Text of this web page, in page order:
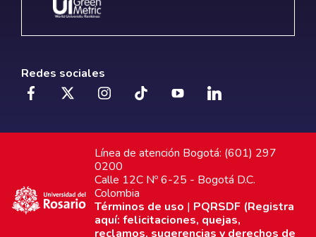
Redes sociales
Línea de atención Bogotá: (601) 297
0200
Calle 12C Nº 6-25 - Bogotá D.C.
Colombia
Términos de uso | PQRSDF (Registra
aquí: felicitaciones, quejas,
reclamos, sugerencias y derechos de